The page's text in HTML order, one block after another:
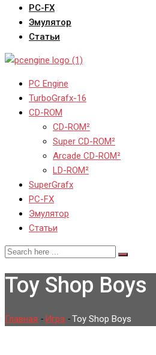
PC-FX
Эмулятор
Статьи
PC Engine
TurboGrafx-16
CD-ROM
CD-ROM²
Super CD-ROM²
Arcade CD-ROM²
LD-ROM²
SuperGrafx
PC-FX
Эмулятор
Статьи
Toy Shop Boys
Главная - Игра -Toy Shop Boys